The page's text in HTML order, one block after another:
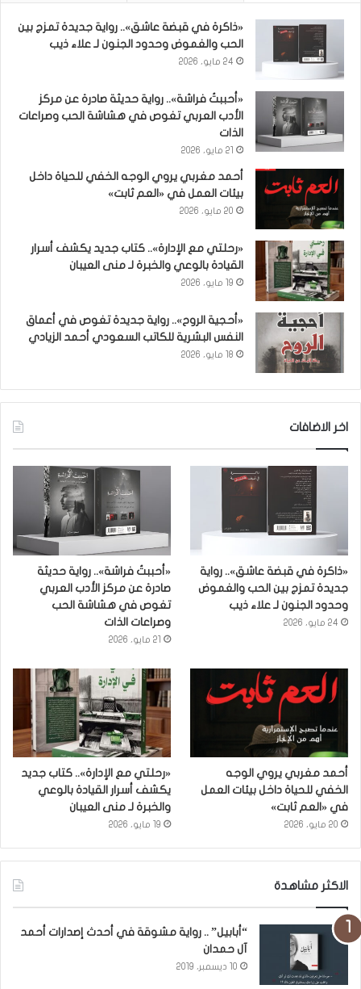
«ذاكرة في قبضة عاشق».. رواية جديدة تمزج بين
الحب والغموض وحدود الجنون لـ علاء ذيب
24 مايو، 2026
«أحببتُ فراشة».. رواية حديثة صادرة عن مركز
الأدب العربي تغوص في هشاشة الحب وصراعات
الذات
21 مايو، 2026
أحمد مغربي يروي الوجه الخفي للحياة داخل
بيئات العمل في «العم ثابت»
20 مايو، 2026
«رحلتي مع الإدارة».. كتاب جديد يكشف أسرار
القيادة بالوعي والخبرة لـ منى العيبان
19 مايو، 2026
«أحجية الروح».. رواية جديدة تغوص في أعماق
النفس البشرية للكاتب السعودي أحمد الزيادي
18 مايو، 2026
اخر الاضافات
«ذاكرة في قبضة عاشق».. رواية
جديدة تمزج بين الحب والغموض
وحدود الجنون لـ علاء ذيب
24 مايو، 2026
«أحببتُ فراشة».. رواية حديثة
صادرة عن مركز الأدب العربي
تغوص في هشاشة الحب
وصراعات الذات
21 مايو، 2026
أحمد مغربي يروي الوجه
الخفي للحياة داخل بيئات العمل
في «العم ثابت»
20 مايو، 2026
«رحلتي مع الإدارة».. كتاب جديد
يكشف أسرار القيادة بالوعي
والخبرة لـ منى العيبان
19 مايو، 2026
الاكثر مشاهدة
“أبابيل” .. رواية مشوقة في أحدث إصدارات أحمد
آل حمدان
10 ديسمبر، 2019